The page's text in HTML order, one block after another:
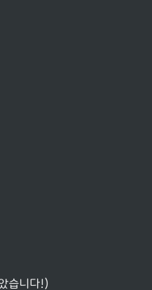
습니다!)